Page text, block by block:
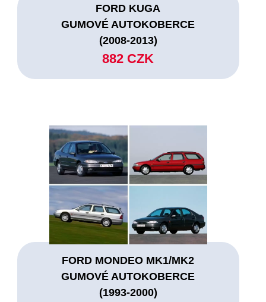
FORD KUGA
GUMOVÉ AUTOKOBERCE
(2008-2013)
882 CZK
FORD MONDEO MK1/MK2
GUMOVÉ AUTOKOBERCE
(1993-2000)